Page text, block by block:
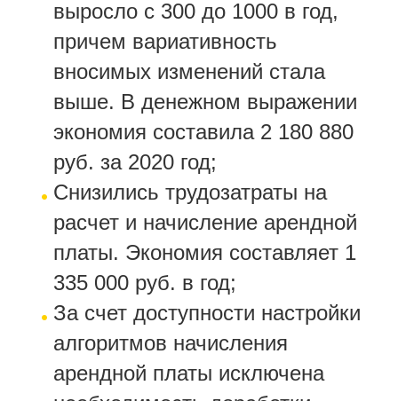
выросло с 300 до 1000 в год,
причем вариативность
вносимых изменений стала
выше. В денежном выражении
экономия составила 2 180 880
руб. за 2020 год;
Снизились трудозатраты на
расчет и начисление арендной
платы. Экономия составляет 1
335 000 руб. в год;
За счет доступности настройки
алгоритмов начисления
арендной платы исключена